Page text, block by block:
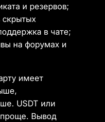
и резервов;
скрытых
в чате;
на форумах и
имеет
USDT или
проще. Вывод